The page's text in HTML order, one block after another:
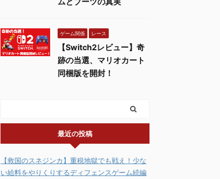
ゲーム関係 レース
【Switch2レビュー】奇
跡の当選、マリオカート
同梱版を開封！
最近の投稿
【救国のスネジンカ】重税地獄でも戦え！少な
い給料をやりくりするディフェンスゲーム続編